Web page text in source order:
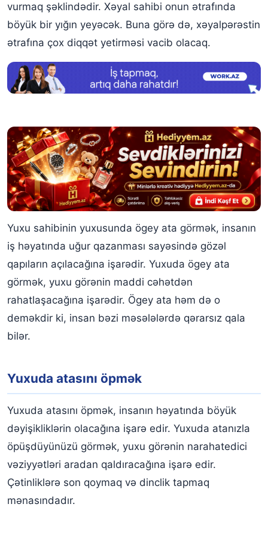
vurmaq şəklindədir. Xəyal sahibi onun ətrafında
böyük bir yığın yeyəcək. Buna görə də, xəyalpərəstin
ətrafına çox diqqət yetirməsi vacib olacaq.
Yuxu sahibinin yuxusunda ögey ata görmək, insanın
iş həyatında uğur qazanması sayəsində gözəl
qapıların açılacağına işarədir. Yuxuda ögey ata
görmək, yuxu görənin maddi cəhətdən
rahatlaşacağına işarədir. Ögey ata həm də o
deməkdir ki, insan bəzi məsələlərdə qərarsız qala
bilər.
Yuxuda atasını öpmək
Yuxuda atasını öpmək, insanın həyatında böyük
dəyişikliklərin olacağına işarə edir. Yuxuda atanızla
öpüşdüyünüzü görmək, yuxu görənin narahatedici
vəziyyətləri aradan qaldıracağına işarə edir.
Çətinliklərə son qoymaq və dinclik tapmaq
mənasındadır.